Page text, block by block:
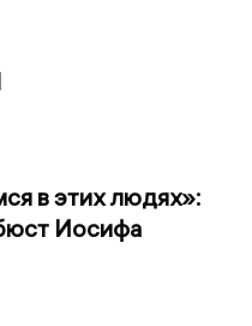
в этих людях»:
Иосифа